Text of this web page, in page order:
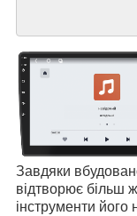
Завдяки
відтворює більш
інструменти його